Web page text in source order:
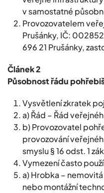
v samostatné
Provozovatelem
Prušánky, IČ:
696 21 Prušánky,
Článek 2
Působnost řádu
Vysvětlení zkratek
a) Řád – Řád
b) Provozovatel
provozování
smyslu § 16 odst. 1
Vymezení často
a) Hrobka –
nebo montážní